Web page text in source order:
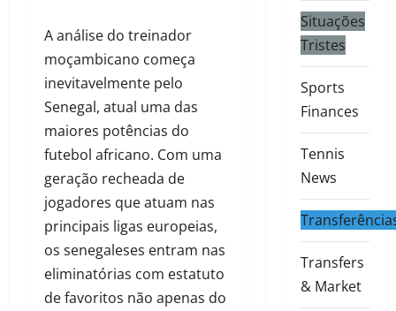
A análise do treinador
moçambicano começa
inevitavelmente pelo
Senegal, atual uma das
maiores potências do
futebol africano. Com uma
geração recheada de
jogadores que atuam nas
principais ligas europeias,
os senegaleses entram nas
eliminatórias com estatuto
de favoritos não apenas do
Situações
Tristes
Sports
Finances
Tennis
News
Transfers
& Market